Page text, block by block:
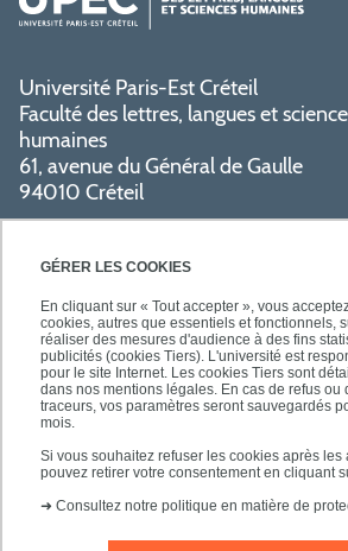
GÉRER LES COOKIES
En cliquant sur « Tout accepter », vous
cookies, autres que essentiels et fonctionnels,
réaliser des mesures d'audience à des fins
publicités (cookies Tiers). L'université est
pour le site Internet. Les cookies Tiers sont
dans nos mentions légales. En cas de refus ou
traceurs, vos paramètres seront sauvegardés
mois.
Si vous souhaitez refuser les cookies après les
pouvez retirer votre consentement en cliquant
➜ Consultez notre politique en matière de
Université Paris-Est Créteil
Faculté des lettres, langues et
humaines
61, avenue du Général de Gaulle
94010 Créteil
PRATIQUE
SUIVEZ-NOUS